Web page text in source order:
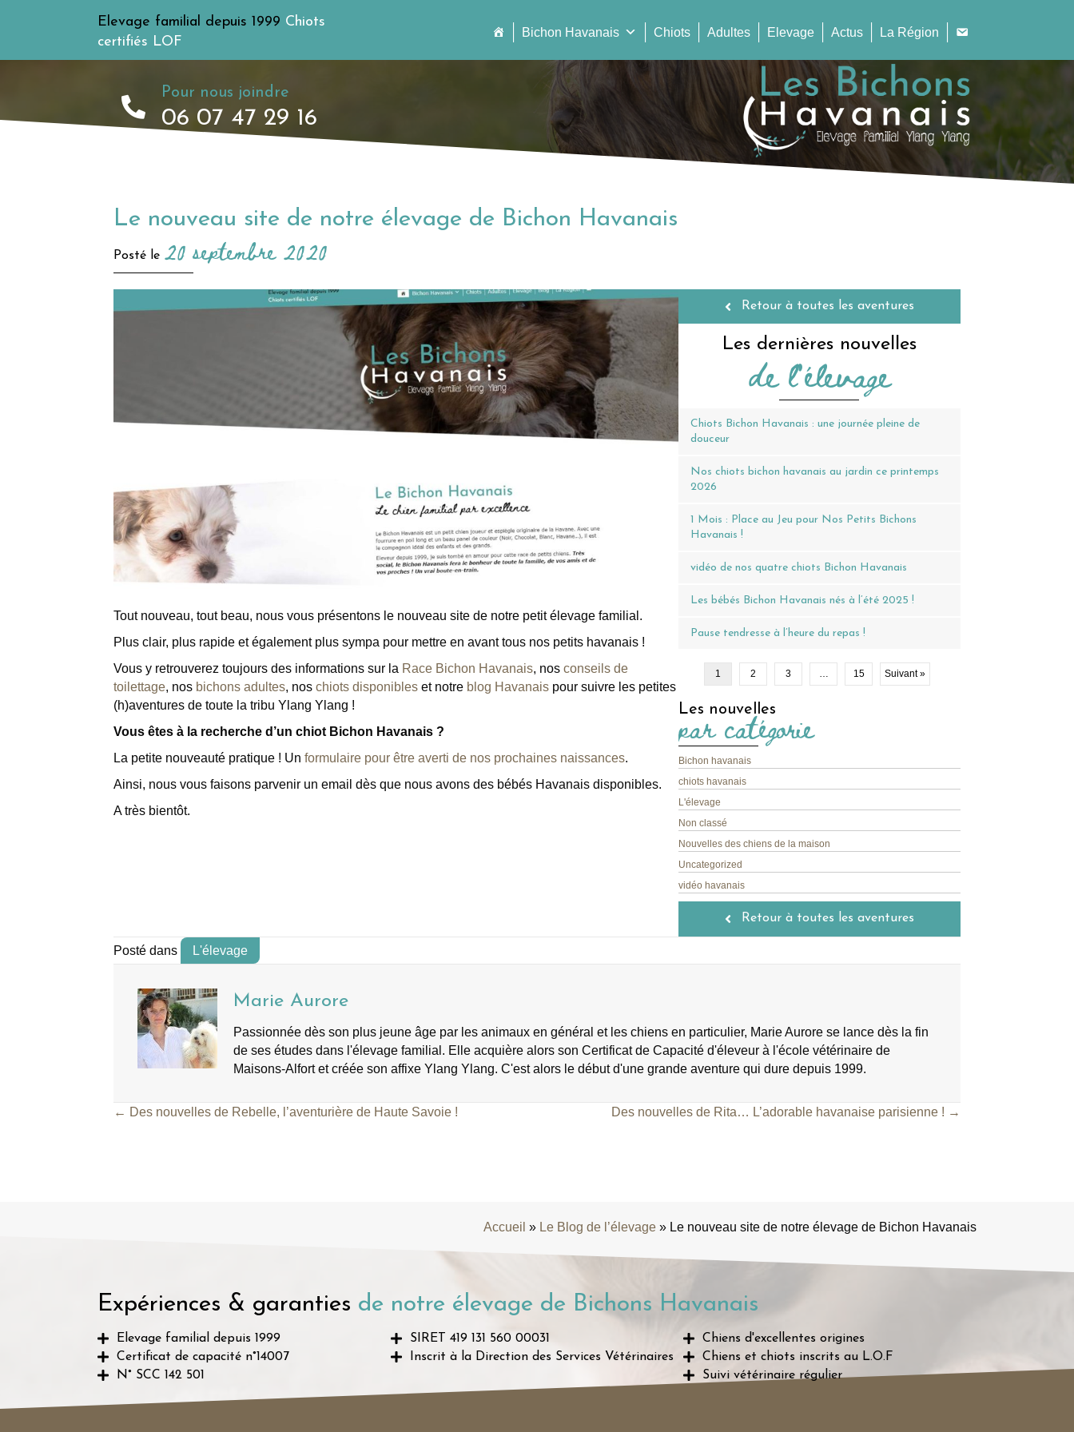
Elevage familial depuis 1999 Chiots
certifiés LOF
Bichon Havanais Chiots Adultes Elevage Actus La Région
Pour nous joindre
06 07 47 29 16
Le nouveau site de notre élevage de Bichon Havanais
Posté le 20 septembre 2020
Tout nouveau, tout beau, nous vous présentons le nouveau site de notre petit élevage familial.
Plus clair, plus rapide et également plus sympa pour mettre en avant tous nos petits havanais !
Vous y retrouverez toujours des informations sur la Race Bichon Havanais, nos conseils de
toilettage, nos bichons adultes, nos chiots disponibles et notre blog Havanais pour suivre les petites
(h)aventures de toute la tribu Ylang Ylang !
Vous êtes à la recherche d’un chiot Bichon Havanais ?
La petite nouveauté pratique ! Un formulaire pour être averti de nos prochaines naissances.
Ainsi, nous vous faisons parvenir un email dès que nous avons des bébés Havanais disponibles.
A très bientôt.
Retour à toutes les aventures
Les dernières nouvelles
de l'élevage
Chiots Bichon Havanais : une journée pleine de
douceur
Nos chiots bichon havanais au jardin ce printemps
2026
1 Mois : Place au Jeu pour Nos Petits Bichons
Havanais !
vidéo de nos quatre chiots Bichon Havanais
Les bébés Bichon Havanais nés à l’été 2025 !
Pause tendresse à l’heure du repas !
1 2 3 … 15 Suivant »
Les nouvelles
par catégorie
Bichon havanais
chiots havanais
L'élevage
Non classé
Nouvelles des chiens de la maison
Uncategorized
vidéo havanais
Retour à toutes les aventures
Posté dans L'élevage
Marie Aurore
Passionnée dès son plus jeune âge par les animaux en général et les chiens en particulier, Marie Aurore se lance dès la fin
de ses études dans l'élevage familial. Elle acquière alors son Certificat de Capacité d'éleveur à l'école vétérinaire de
Maisons-Alfort et créée son affixe Ylang Ylang. C'est alors le début d'une grande aventure qui dure depuis 1999.
Posts
← Des nouvelles de Rebelle, l’aventurière de Haute Savoie ! Des nouvelles de Rita… L’adorable havanaise parisienne ! →
Accueil » Le Blog de l’élevage » Le nouveau site de notre élevage de Bichon Havanais
Expériences & garanties de notre élevage de Bichons Havanais
Elevage familial depuis 1999
Certificat de capacité n°14007
N° SCC 142 501
SIRET 419 131 560 00031
Inscrit à la Direction des Services Vétérinaires
Chiens d'excellentes origines
Chiens et chiots inscrits au L.O.F
Suivi vétérinaire régulier